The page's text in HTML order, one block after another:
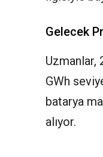
Gelecek
Uzmanlar,
GWh
batarya
alıyor.